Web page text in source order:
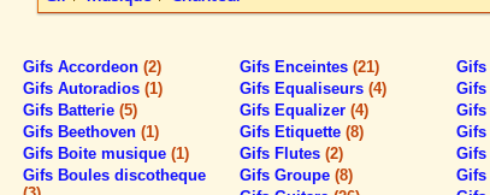
Gifs Accordeon (2)
Gifs Autoradios (1)
Gifs Batterie (5)
Gifs Beethoven (1)
Gifs Boite musique (1)
Gifs Boules discotheque
Gifs Enceintes (21)
Gifs Equaliseurs (4)
Gifs Equalizer (4)
Gifs Etiquette (8)
Gifs Flutes (2)
Gifs Groupe (8)
Gifs
Gifs
Gifs
Gifs
Gifs
Gifs